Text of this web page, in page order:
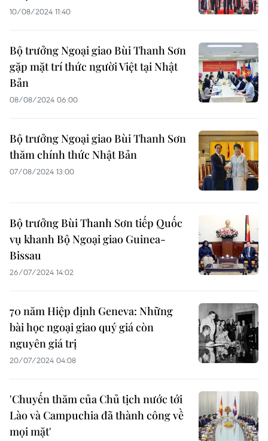
10/08/2024 11:40
Bộ trưởng Ngoại giao Bùi Thanh Sơn
gặp mặt trí thức người Việt tại Nhật
Bản
08/08/2024 06:00
Bộ trưởng Ngoại giao Bùi Thanh Sơn
thăm chính thức Nhật Bản
07/08/2024 13:00
Bộ trưởng Bùi Thanh Sơn tiếp Quốc
vụ khanh Bộ Ngoại giao Guinea-
Bissau
26/07/2024 14:02
70 năm Hiệp định Geneva: Những
bài học ngoại giao quý giá còn
nguyên giá trị
20/07/2024 04:08
'Chuyến thăm của Chủ tịch nước tới
Lào và Campuchia đã thành công về
mọi mặt'